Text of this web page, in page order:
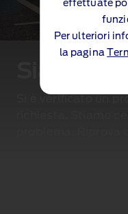
effettuate
Per ulteriori
la pagina
Siamo